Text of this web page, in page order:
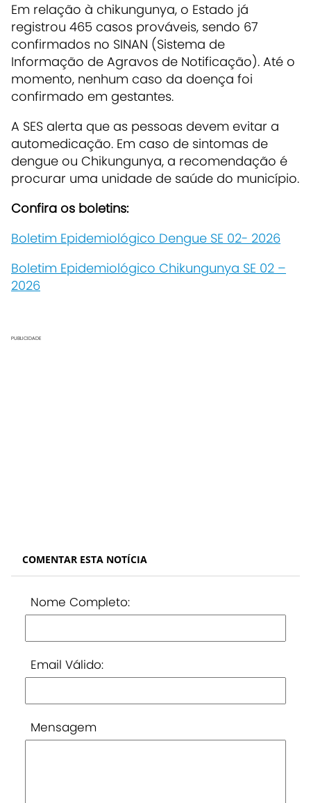
Em relação à chikungunya, o Estado já
registrou 465 casos prováveis, sendo 67
confirmados no SINAN (Sistema de
Informação de Agravos de Notificação). Até o
momento, nenhum caso da doença foi
confirmado em gestantes.
A SES alerta que as pessoas devem evitar a
automedicação. Em caso de sintomas de
dengue ou Chikungunya, a recomendação é
procurar uma unidade de saúde do município.
Confira os boletins:
Boletim Epidemiológico Dengue SE 02- 2026
Boletim Epidemiológico Chikungunya SE 02 –
2026
PUBLICIDADE
COMENTAR ESTA NOTÍCIA
Nome Completo:
Email Válido:
Mensagem